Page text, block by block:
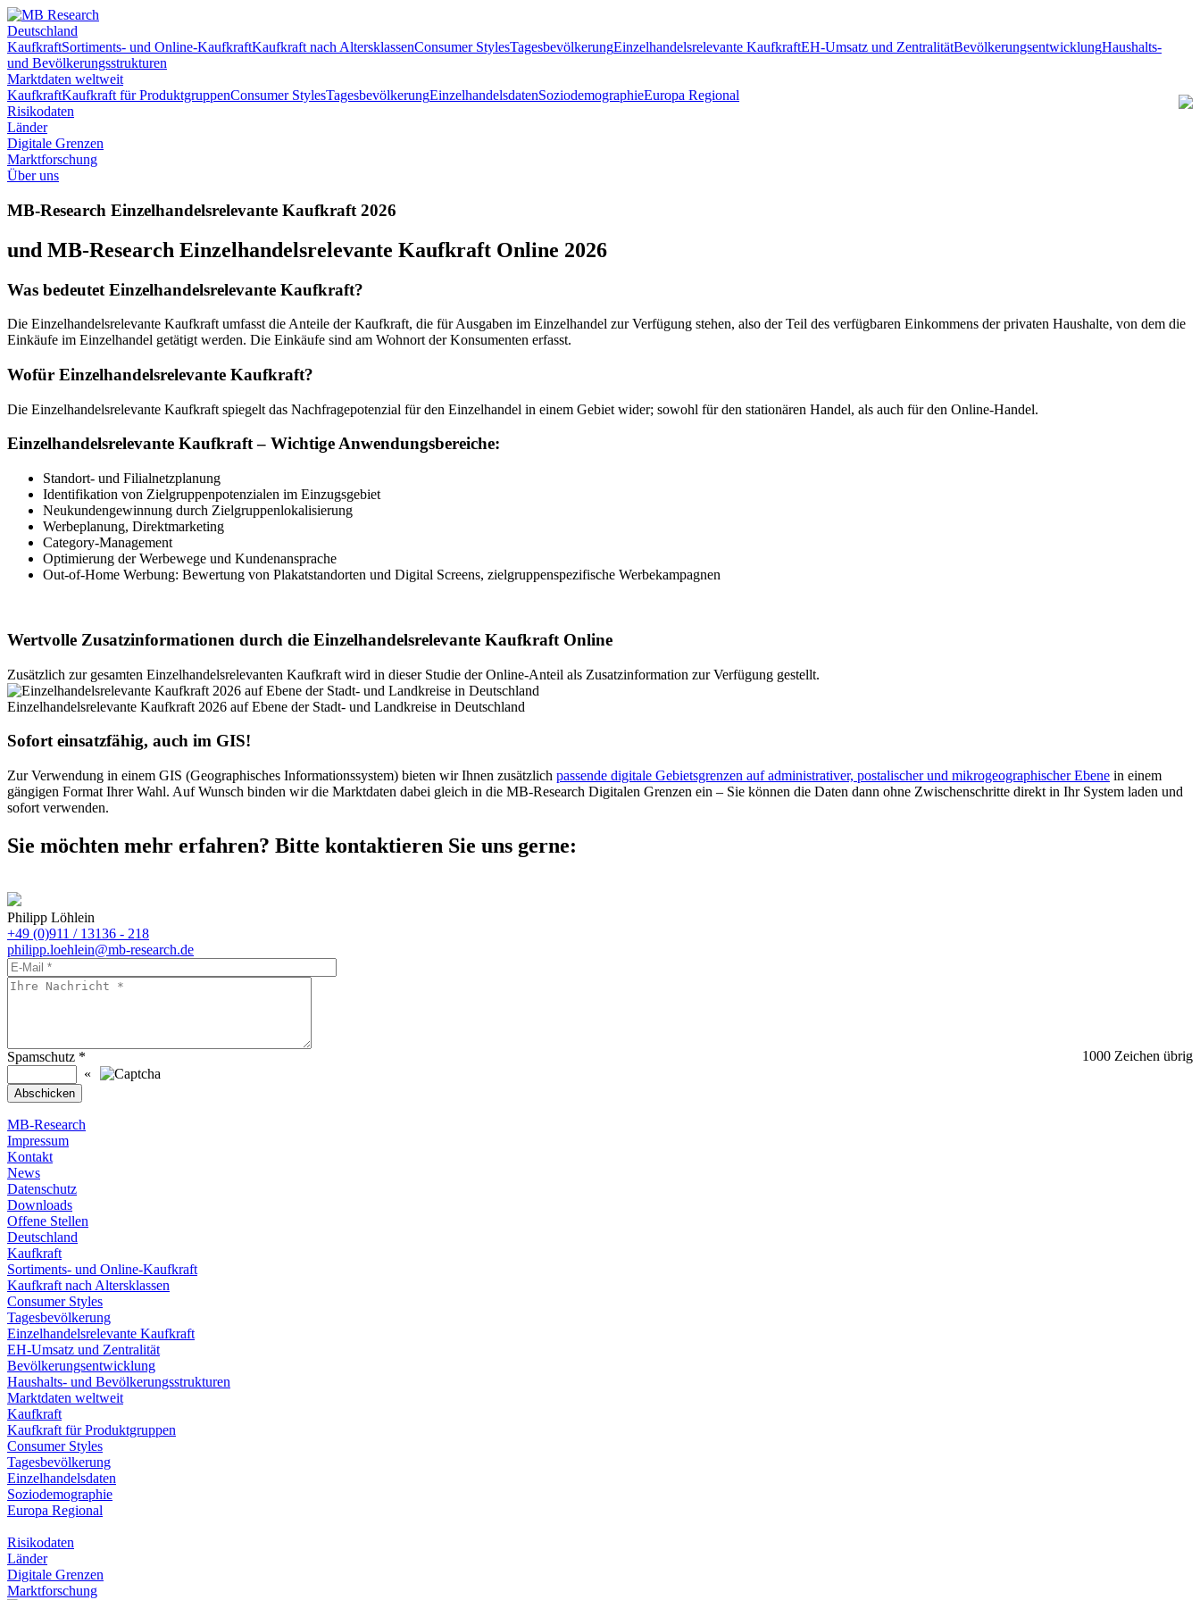
Deutschland
KaufkraftSortiments- und Online-KaufkraftKaufkraft nach AltersklassenConsumer StylesTagesbevölkerungEinzelhandelsrelevante KaufkraftEH-Umsatz und ZentralitätBevölkerungsentwicklungHaushalts-
und Bevölkerungsstrukturen
Marktdaten weltweit
KaufkraftKaufkraft für ProduktgruppenConsumer StylesTagesbevölkerungEinzelhandelsdatenSoziodemographieEuropa Regional
Risikodaten
Länder
Digitale Grenzen
Marktforschung
Über uns
MB-Research Einzelhandelsrelevante Kaufkraft 2026
und MB-Research Einzelhandelsrelevante Kaufkraft Online 2026
Was bedeutet Einzelhandelsrelevante Kaufkraft?
Die Einzelhandelsrelevante Kaufkraft umfasst die Anteile der Kaufkraft, die für Ausgaben im Einzelhandel zur Verfügung stehen, also der Teil des verfügbaren Einkommens der privaten Haushalte, von dem die
Einkäufe im Einzelhandel getätigt werden. Die Einkäufe sind am Wohnort der Konsumenten erfasst.
Wofür Einzelhandelsrelevante Kaufkraft?
Die Einzelhandelsrelevante Kaufkraft spiegelt das Nachfragepotenzial für den Einzelhandel in einem Gebiet wider; sowohl für den stationären Handel, als auch für den Online-Handel.
Einzelhandelsrelevante Kaufkraft – Wichtige Anwendungsbereiche:
Standort- und Filialnetzplanung
Identifikation von Zielgruppenpotenzialen im Einzugsgebiet
Neukundengewinnung durch Zielgruppenlokalisierung
Werbeplanung, Direktmarketing
Category-Management
Optimierung der Werbewege und Kundenansprache
Out-of-Home Werbung: Bewertung von Plakatstandorten und Digital Screens, zielgruppenspezifische Werbekampagnen
Wertvolle Zusatzinformationen durch die Einzelhandelsrelevante Kaufkraft Online
Zusätzlich zur gesamten Einzelhandelsrelevanten Kaufkraft wird in dieser Studie der Online-Anteil als Zusatzinformation zur Verfügung gestellt.
Einzelhandelsrelevante Kaufkraft 2026 auf Ebene der Stadt- und Landkreise in Deutschland
Sofort einsatzfähig, auch im GIS!
Zur Verwendung in einem GIS (Geographisches Informationssystem) bieten wir Ihnen zusätzlich passende digitale Gebietsgrenzen auf administrativer, postalischer und mikrogeographischer Ebene in einem
gängigen Format Ihrer Wahl. Auf Wunsch binden wir die Marktdaten dabei gleich in die MB-Research Digitalen Grenzen ein – Sie können die Daten dann ohne Zwischenschritte direkt in Ihr System laden und
sofort verwenden.
Sie möchten mehr erfahren? Bitte kontaktieren Sie uns gerne:
Philipp Löhlein
+49 (0)911 / 13136 - 218
philipp.loehlein@mb-research.de
1000 Zeichen übrig
Spamschutz *
«
MB-Research
Impressum
Kontakt
News
Datenschutz
Downloads
Offene Stellen
Deutschland
Kaufkraft
Sortiments- und Online-Kaufkraft
Kaufkraft nach Altersklassen
Consumer Styles
Tagesbevölkerung
Einzelhandelsrelevante Kaufkraft
EH-Umsatz und Zentralität
Bevölkerungsentwicklung
Haushalts- und Bevölkerungsstrukturen
Marktdaten weltweit
Kaufkraft
Kaufkraft für Produktgruppen
Consumer Styles
Tagesbevölkerung
Einzelhandelsdaten
Soziodemographie
Europa Regional
Risikodaten
Länder
Digitale Grenzen
Marktforschung